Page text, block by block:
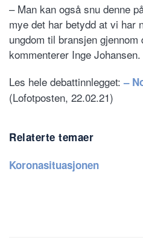
– Man kan også snu denne
mye det har betydd at vi har
ungdom til bransjen
kommenterer Inge Johansen.
Les hele debattinnlegget: –
(Lofotposten, 22.02.21)
Relaterte temaer
Koronasituasjonen